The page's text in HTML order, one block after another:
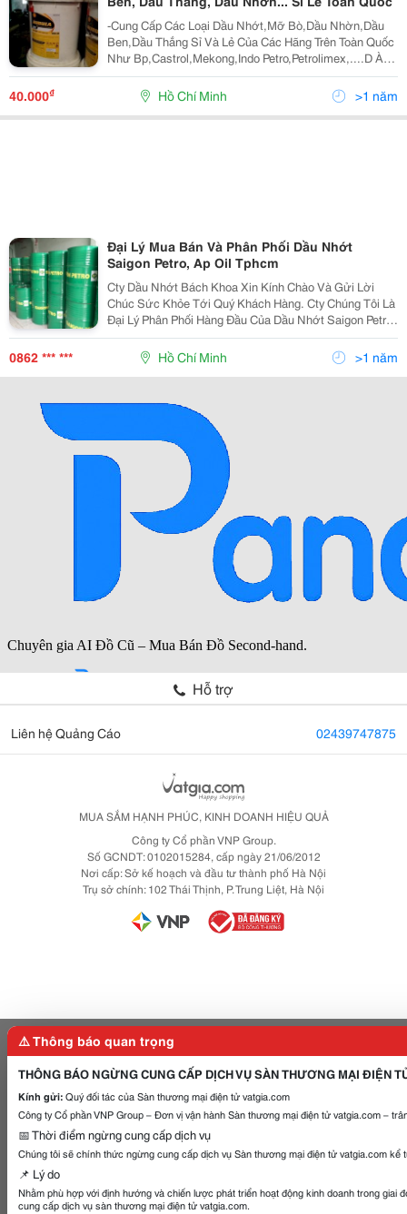
-Cung Cấp Các Loại Dầu Nhớt,Mỡ Bò,Dầu Nhờn,Dầu
Ben,Dầu Thắng Sỉ Và Lẻ Của Các Hãng Trên Toàn Quốc
Như Bp,Castrol,Mekong,Indo Petro,Petrolimex,....D Ành
Cho Tất Cả Mọi Loại Xe Cộ: Xe Số,Xe Tay Ga,Xe Tải, Xe
Hơi ,Xe 3 Bánh ,Xe Ben,Xe Buýt,Tàu Thủy,Xe M
40.000₫ Hồ Chí Minh >1 năm
Đại Lý Mua Bán Và Phân Phối Dầu Nhớt
Saigon Petro, Ap Oil Tphcm
Cty Dầu Nhớt Bách Khoa Xin Kính Chào Và Gửi Lời
Chúc Sức Khỏe Tới Quý Khách Hàng. Cty Chúng Tôi Là
Đại Lý Phân Phối Hàng Đầu Của Dầu Nhớt Saigon Petro
Tại Tphcm Và Khu Vực Miền Nam. Cung Cấp Cho Quý
Khách Hàng Đầy Đủ Các Chủng Loại Sản Phẩm Dầu
0862 *** *** Hồ Chí Minh >1 năm
Hỗ trợ
Liên hệ Quảng Cáo 02439747875
MUA SẮM HẠNH PHÚC, KINH DOANH HIỆU QUẢ
Công ty Cổ phần VNP Group.
Số GCNDT: 0102015284, cấp ngày 21/06/2012
Nơi cấp: Sở kế hoạch và đầu tư thành phố Hà Nội
Trụ sở chính: 102 Thái Thịnh, P. Trung Liệt, Hà Nội
⚠️ Thông báo quan trọng
THÔNG BÁO NGỪNG CUNG CẤP DỊCH VỤ SÀN THƯƠNG MẠI ĐIỆN
Kính gửi:Quý đối tác của Sàn thương mại điện tử vatgia.com
Công ty Cổ phần VNP Group – Đơn vị vận hành Sàn thương mại điện tử vatgia.com –
📅 Thời điểm ngừng cung cấp dịch vụ
Chúng tôi sẽ chính thức ngừng cung cấp dịch vụ Sàn thương mại điện tử vatgia.com kể
📌 Lý do
Nhằm phù hợp với định hướng và chiến lược phát triển hoạt động kinh doanh trong giai
cung cấp dịch vụ sàn thương mại điện tử vatgia.com.